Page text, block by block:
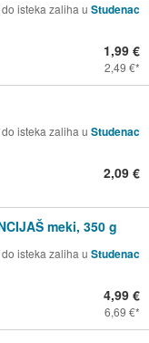
isteka zaliha u Studenac
1,99 €
2,49 €
isteka zaliha u Studenac
2,09 €
meki, 350 g
isteka zaliha u Studenac
4,99 €
6,69 €